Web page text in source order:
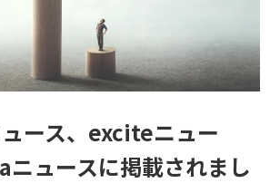
ース、exciteニュー
ュースに掲載されまし